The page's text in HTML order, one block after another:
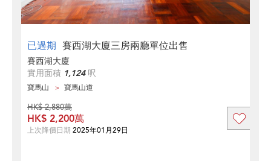
已過期 賽西湖大廈三房兩廳單位出售
賽西湖大廈
實用面積 1,124呎
寶馬山 寶馬山道
HK$ 2,880萬
HK$ 2,200萬
上次降價日期 2025年01月29日